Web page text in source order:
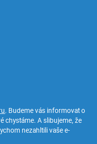
. Budeme vás informovat o
chystáme. A slibujeme, že
nezahltili vaše e-